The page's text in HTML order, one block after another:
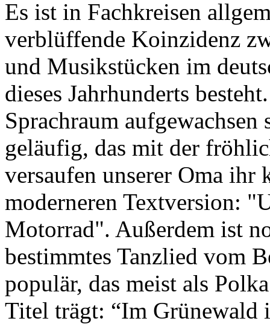
Es ist in Fachkreisen
verblüffende Koinzidenz
und Musikstücken im
dieses Jahrhunderts
Sprachraum
geläufig, das mit der
versaufen unserer Oma ihr
moderneren Textversion:
Motorrad". Außerdem ist
bestimmtes Tanzlied vom
populär, das meist als
Titel trägt: “Im Grünewald